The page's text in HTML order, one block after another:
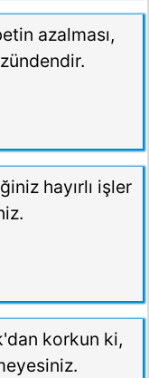
azalması,
hayırlı işler
korkun ki,